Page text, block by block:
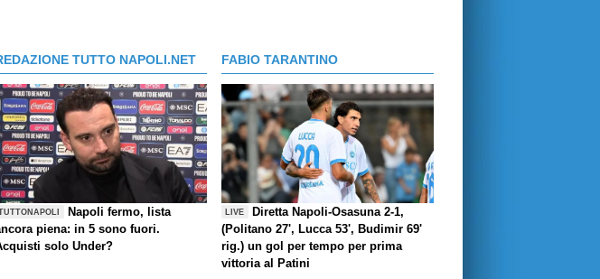
TUTTO NAPOLI.NET
Napoli fermo, lista
piena: in 5 sono fuori.
solo Under?
FABIO TARANTINO
LIVE
Diretta Napoli-Osasuna 2-1,
(Politano 27', Lucca 53', Budimir 69'
rig.) un gol per tempo per prima
vittoria al Patini